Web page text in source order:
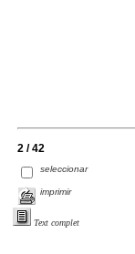
2 / 42
seleccionar
imprimir
Text complet